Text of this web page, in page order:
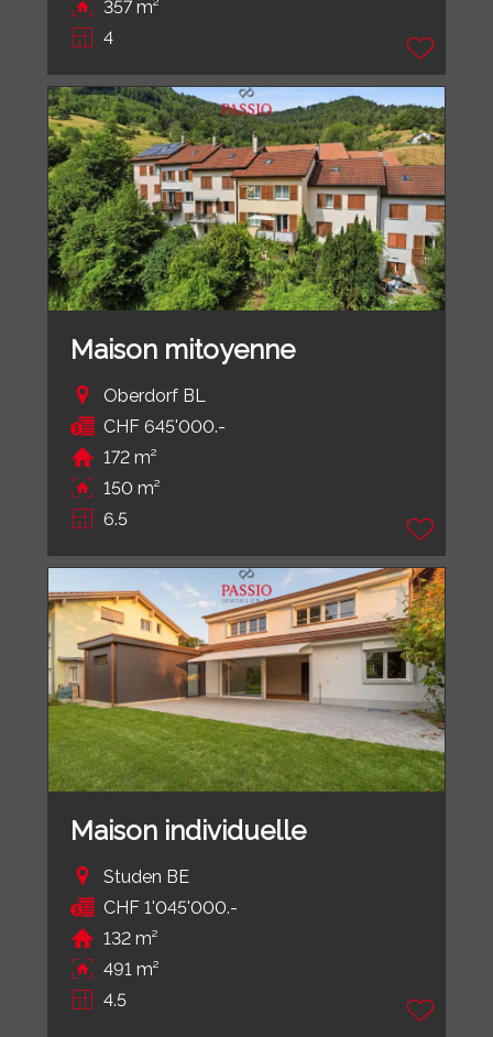
357 m²
4
Maison mitoyenne
Oberdorf BL
CHF 645'000.-
172 m²
150 m²
6.5
Maison individuelle
Studen BE
CHF 1'045'000.-
132 m²
491 m²
4.5